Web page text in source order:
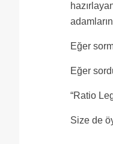
Eğer
Eğer
“Ratio
Size de